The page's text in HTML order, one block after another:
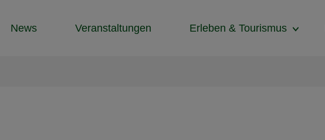
News
Veranstaltungen Erleben & Tourismus